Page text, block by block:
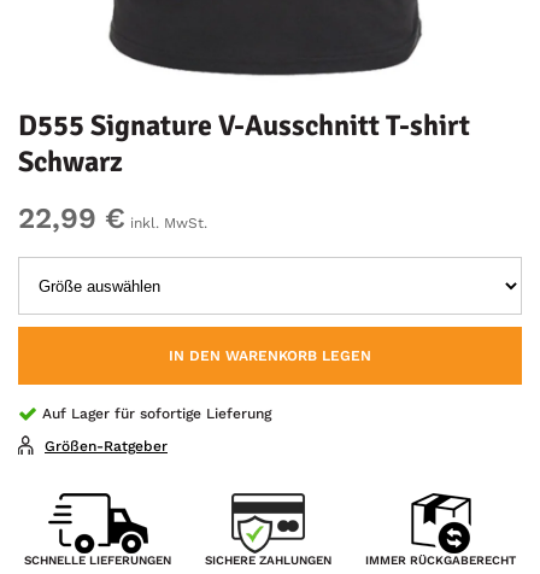
D555 Signature V-Ausschnitt T-shirt
Schwarz
22,99 € inkl. MwSt.
IN DEN WARENKORB LEGEN
Auf Lager für sofortige Lieferung
Größen-Ratgeber
SCHNELLE LIEFERUNGEN SICHERE ZAHLUNGEN IMMER RÜCKGABERECHT